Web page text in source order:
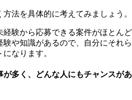
法を具体的に考えてみましょう。
験から応募できる案件がほとんど
や知識があるので、自分にそれら
なります。
が多く、どんな人にもチャンスがあ